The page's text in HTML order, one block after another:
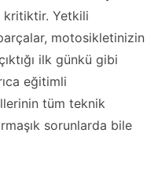
kritiktir. Yetkili
motosikletinizin
ilk günkü gibi
eğitimli
tüm teknik
sorunlarda bile